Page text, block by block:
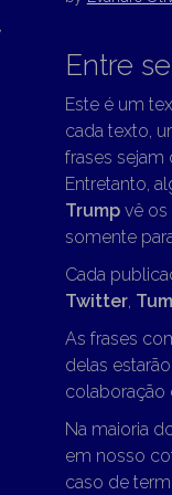
Entre
Este é um
cada texto,
frases
Entretanto,
Trumpvê os
somente
Cada
Twitter,
As frases
delas
colaboração
Na maioria
em nosso
caso de